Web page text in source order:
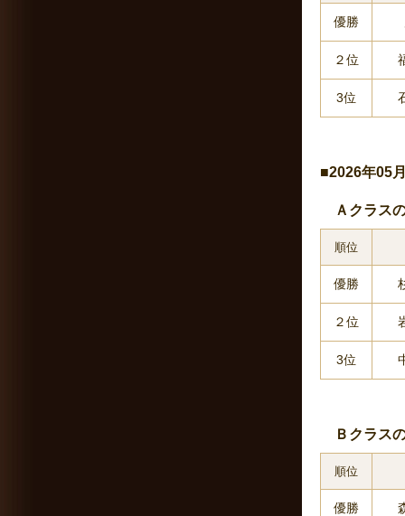
優勝
２位
3位
■2026年05
Ａクラス
順位
優勝
２位
3位
Ｂクラス
順位
優勝